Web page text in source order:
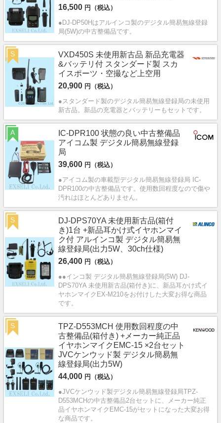
16,500 円（税込）
●DJ-DP50Hはアルインコ製のデジタル簡易無線登録
局(5W)の中古整備品です。
VXD450S 未使用新古品 新品充電器
&バッテリ付 スタンダード製 スカ
イスポーツ・空撮など上空用
20,900 円（税込）
●スタンダード製のデジタル簡易無線登録局の未使用
新古品。新品の充電器とバッテリーもセットです。
S
IC-DPR100 状態の良い中古整備品
アイコム製 デジタル簡易無線登録
局
39,600 円（税込）
●アイコム製の車載型デジタル簡易無線登録局 IC-
DPR100の中古整備品です。使用数回程度なので傷や
汚れはほとんどありません。
A
DJ-DPS70YA 未使用新古品(箱付
き)1台 +新品耳かけ式イヤホンマイ
ク付 アルインコ製 デジタル簡易無
線登録局(出力5W、30ch仕様)
26,400 円（税込）
●●インコ製 デジタル簡易無線登録局(5W) DJ-
DPS70YA 未使用新古品(箱付き)に、新品耳かけ式イ
ヤホンマイクEX-M210をお付けした大変お得な商品
です。
S
TPZ-D553MCH 使用数回程度の中
古整備品(箱付き) +メーカー純正品
イヤホンマイクEMC-15 ×2台セット
JVCケンウッド製 デジタル簡易無
線登録局(出力5W)
44,000 円（税込）
●JVCケンウッド製デジタル簡易無線登録局TPZ-
D553MCHの中古整備品2台セットに、メーカー純正
品イヤホンマイクEMC-15がセットになった大変お得
な商品です。
S